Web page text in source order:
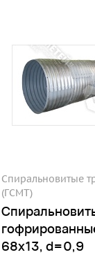
Спиральновитые
(ГСМТ)
68х13, d=0,9